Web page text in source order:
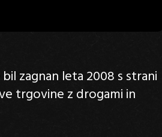
zagnan leta 2008 s strani
trgovine z drogami in